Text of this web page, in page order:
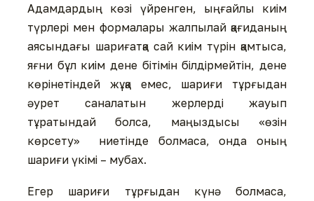
Адамдардың көзі үйренген, ыңғайлы киім
түрлері мен формалары жалпылай қағиданың
аясындағы шариғатқа сай киім түрін қамтыса,
яғни бұл киім дене бітімін білдірмейтін, дене
көрінетіндей жұқа емес, шариғи тұрғыдан
әурет саналатын жерлерді жауып
тұратындай болса, маңыздысы «өзін
көрсету» ниетінде болмаса, онда оның
шариғи үкімі – мубах.
Егер шариғи тұрғыдан күнә болмаса,